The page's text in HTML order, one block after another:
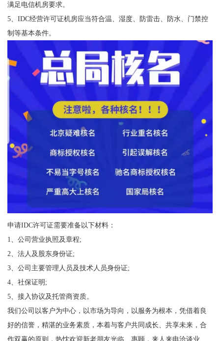
满足电信机房要求。
5、IDC经营许可证机房应当符合温、湿度、防雷击、防水、门禁控
制等基本条件。
申请IDC许可证需要准备以下材料：
1、公司营业执照及章程;
2、法人及股东身份证;
3、公司主要管理人员及技术人员身份证;
4、社保证明;
5、接入协议及托管商资质。
我们公司以客户为中心，以市场为导向，以服务为根本，凭借着良
好的信誉，精湛的业务素质，本着与客户共同成长、共享未来，合
作双赢的原则，热忱欢迎新老朋友光临、惠顾，来人来电洽谈业